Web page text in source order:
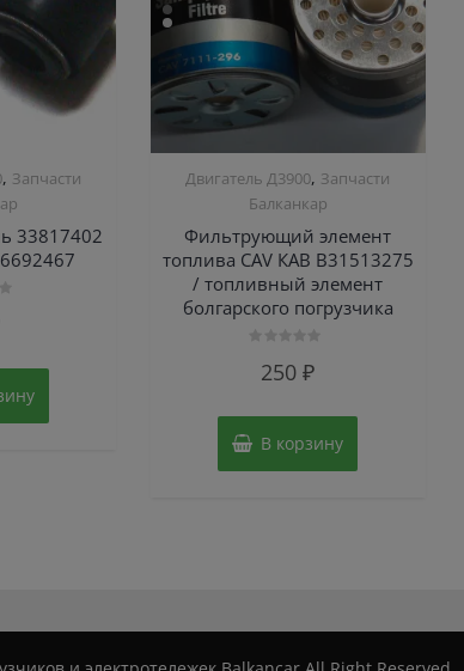
, Запчасти
33817402
Двигатель Д3900, Запчасти
Балканкар
Фильтрующий элемент
топлива CAV КАВ B31513275
/ топливный элемент
болгарского погрузчика
250₽
В корзину